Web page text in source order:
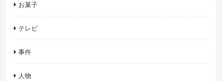
お菓子
テレビ
事件
人物